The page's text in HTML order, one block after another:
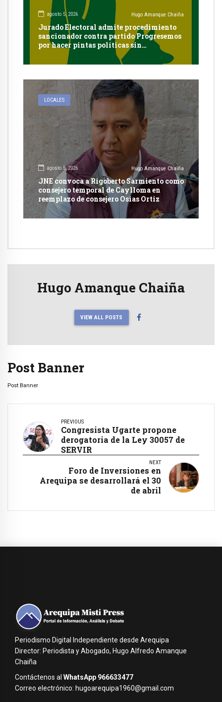
agosto 5, 2026 Hugo Amanque Chaiña
Jurado Electoral admite procedimiento
sancionador contra partido Progresemos
por hacer pintas políticas sin
autorización en Cayma
LOCALES
agosto 5, 2026 Hugo Amanque Chaiña
JNE convoca a Rigoberto Sarmiento como
consejero temporal de Caylloma en
reemplazo de consejero Osias Ortiz
Hugo Amanque Chaiña
VIEW ALL POSTS
Post Banner
Post Banner
PREVIOUS
Congresista Ugarte propone
derogatoria de la Ley 30057 de
SERVIR
NEXT
Foro de Inversiones en
Arequipa se desarrollará el 30
de abril
Periodismo Digital Independiente desde Arequipa
Director: Periodista y Abogado, Hugo Alfredo Amanque
Chaiña
Contáctenos al WhatsApp 966633477
Correo electrónico: hugoarequipa1960@gmail.com